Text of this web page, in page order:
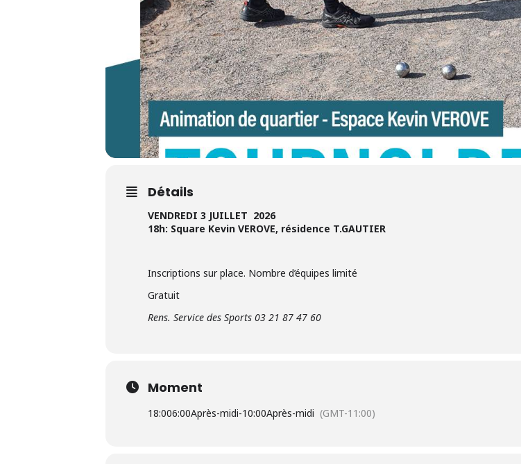
Détails
VENDREDI 3 JUILLET 2026
18h: Square Kevin VEROVE, résidence T.GAUTIER
Inscriptions sur place. Nombre d’équipes limité
Gratuit
Rens. Service des Sports 03 21 87 47 60
Moment
18:006:00Après-midi-10:00Après-midi (GMT-11:00)